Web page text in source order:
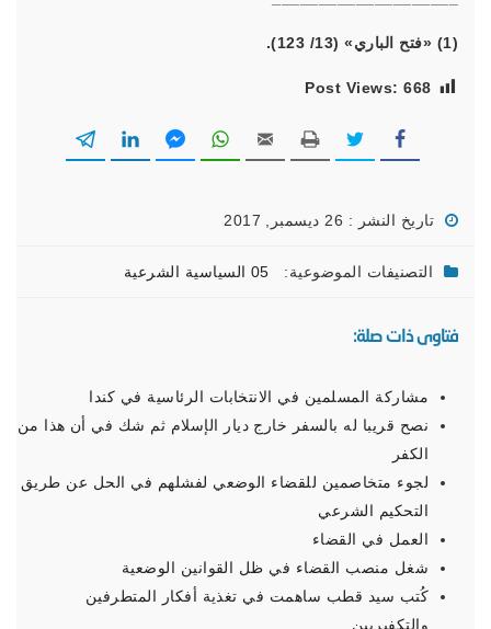
(1) «فتح الباري» (13/ 123).
Post Views: 668
تاريخ النشر : 26 ديسمبر, 2017
التصنيفات الموضوعية: 05 السياسية الشرعية
فتاوى ذات صلة:
مشاركة المسلمين في الانتخابات الرئاسية في كندا
نصح قريبا له بالسفر خارج ديار الإسلام ثم شك في أن هذا من
الكفر
لجوء متخاصمين للقضاء الوضعي لفشلهم في الحل عن طريق
التحكيم الشرعي
العمل في القضاء
شغل منصب القضاء في ظل القوانين الوضعية
كُتب سيد قطب ساهمت في تغذية أفكار المتطرفين
والتكفيريين